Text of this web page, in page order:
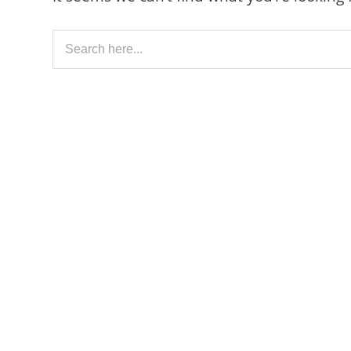
Search for: